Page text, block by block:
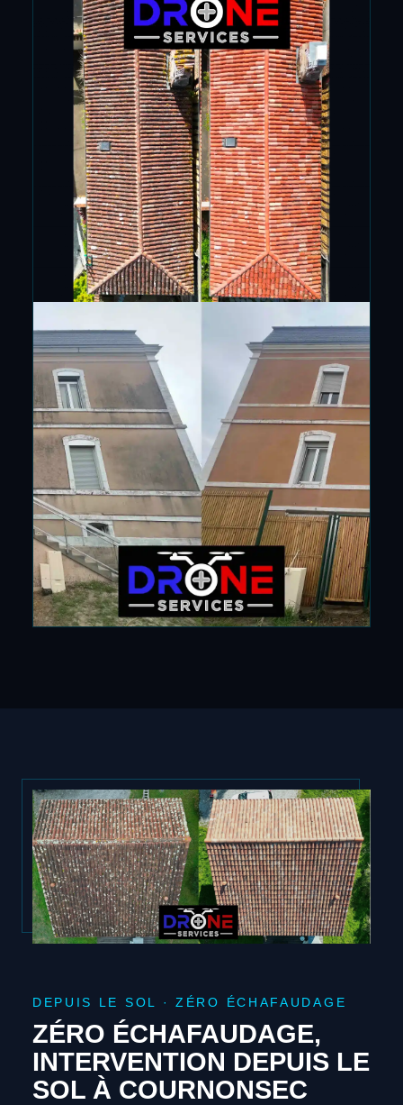
DEPUIS LE SOL · ZÉRO ÉCHAFAUDAGE
ZÉRO ÉCHAFAUDAGE,
INTERVENTION DEPUIS LE
SOL À COURNONSEC